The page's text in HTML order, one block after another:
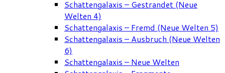
Schattengalaxis – Gestrandet (Neue
Welten 4)
Schattengalaxis – Fremd (Neue Welten 5)
Schattengalaxis – Ausbruch (Neue Welten
6)
Schattengalaxis – Neue Welten